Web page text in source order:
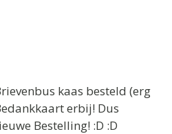
kaas besteld (erg
erbij! Dus
Bestelling! :D :D